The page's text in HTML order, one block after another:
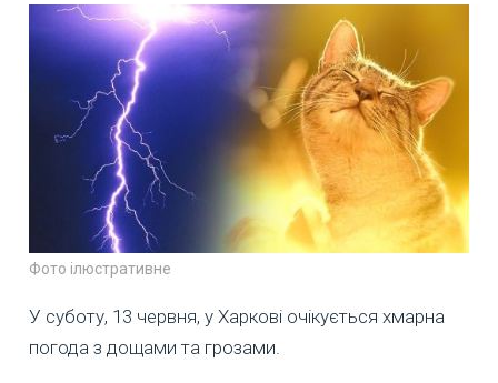
Фото ілюстративне
У суботу, 13 червня, у Харкові очікується хмарна
погода з дощами та грозами.